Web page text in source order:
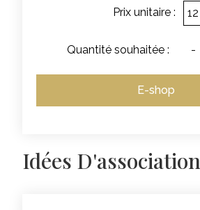
Prix unitaire : 12
Quantité souhaitée : -
E-shop
Idées D'association